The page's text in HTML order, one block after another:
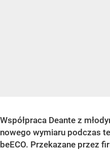
Współpraca Deante z
nowego wymiaru podczas
beECO. Przekazane przez